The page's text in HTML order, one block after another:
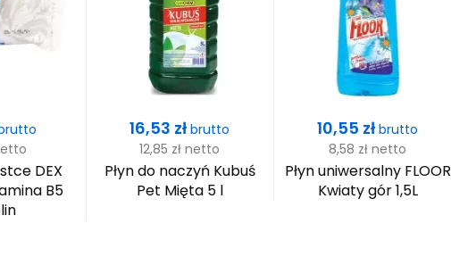
DEX
B5
Cena
16,53 złbrutto
12,85 zł netto
Płyn do naczyń Kubuś
Pet Mięta 5 l
Cena
10,55 złbrutto
8,58 zł netto
Płyn uniwersalny FLOOR
Kwiaty gór 1,5L